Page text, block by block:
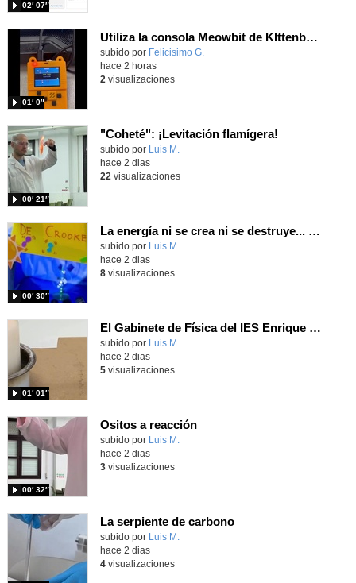
02′ 07″
Utiliza la consola Meowbit de KIttenbot para jugar con tus programas MakeCode Arcade
Contenido educativo.
subido por Felicisimo G.
01′ 0″
hace 2 horas
2 visualizaciones
"Coheté": ¡Levitación flamígera!
Contenido educativo.
subido por Luis M.
00′ 21″
hace 2 dias
22 visualizaciones
La energía ni se crea ni se destruye... ¡se experimenta! El Tierno en la Feria Madrid es Ciencia 2026
Contenido educativo.
subido por Luis M.
00′ 30″
hace 2 dias
8visualizaciones
El Gabinete de Física del IES Enrique Tierno Galván de Parla (Curso 25-26)
Contenido educativo.
subido por Luis M.
01′ 01″
hace 2 dias
5visualizaciones
Ositos a reacción
Contenido educativo.
subido por Luis M.
00′ 32″
hace 2 dias
3visualizaciones
La serpiente de carbono
Contenido educativo.
subido por Luis M.
hace 2 dias
4visualizaciones